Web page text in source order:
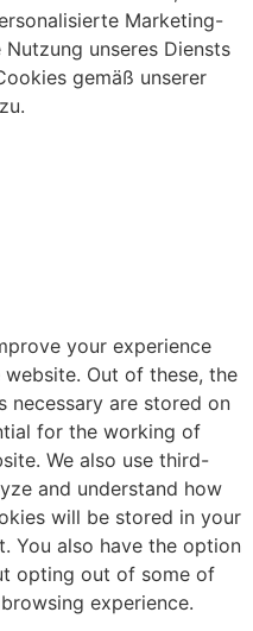
Marketing-
unseres Diensts
gemäß unserer
your experience
Out of these, the
necessary are stored on
for the working of
We also use third-
and understand how
will be stored in your
You also have the option
opting out of some of
experience.